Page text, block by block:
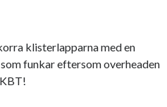
klisterlapparna med en
funkar eftersom overheaden